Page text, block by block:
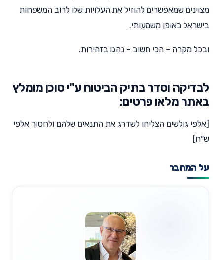
מצוינים שמאפשרים להוזיל את העלויות שלו לרוב המשפחות
בישראל באופן משמעותי.
ובכל מקרה – הכי חשוב – נהגו בזהירות.
לבדיקה וסדר בתיק הביטוח ע"י סוכן מומלץ
באתר מלאו פרטים:
[אלפי גולשים הצליחו לשדרג את התנאים שלהם ולחסוך אלפי
ש"ח]
על המחבר